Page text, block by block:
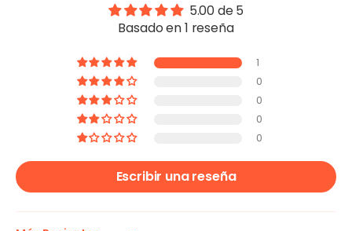
5.00 de 5
Basado en 1 reseña
1
0
0
0
0
Escribir una reseña